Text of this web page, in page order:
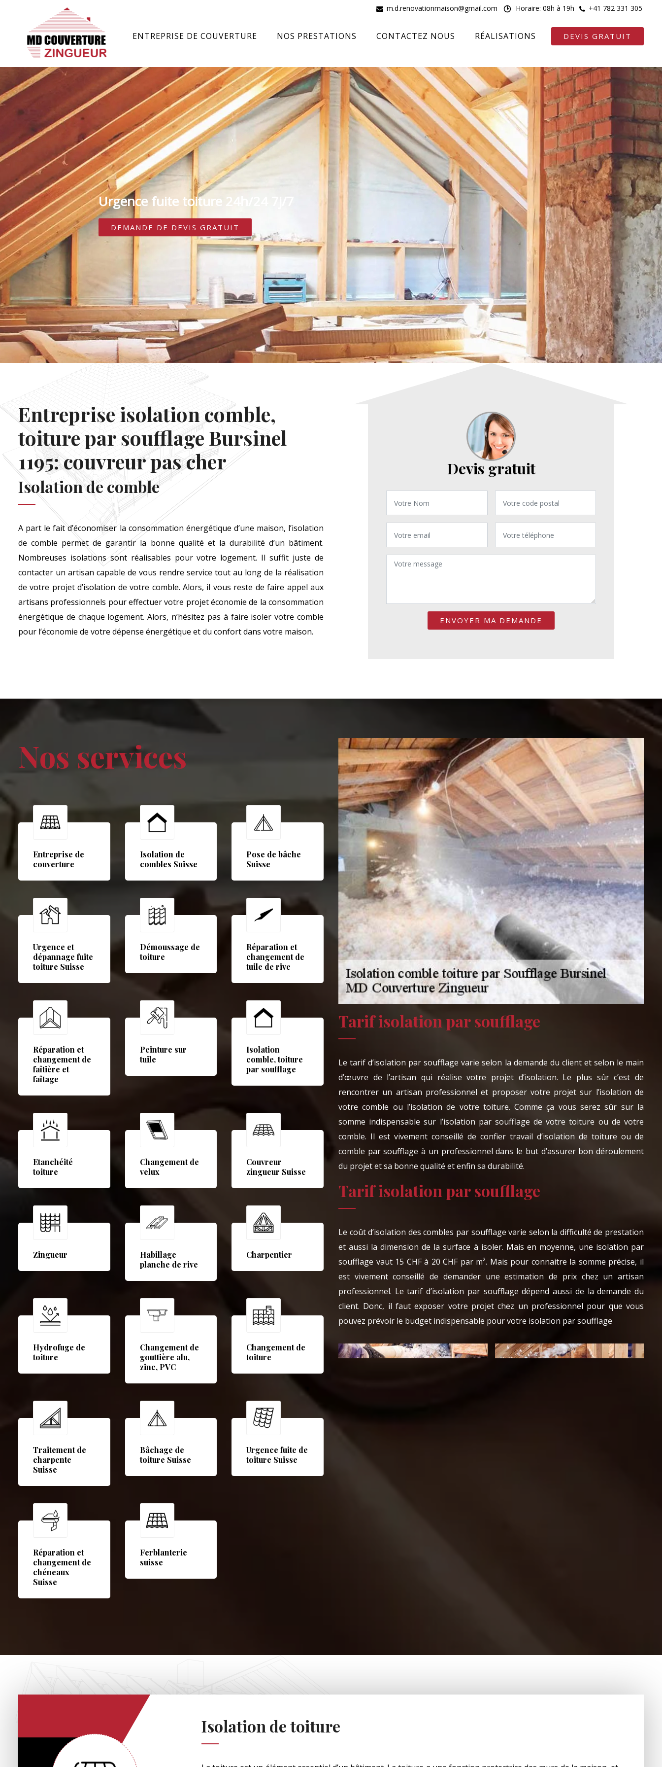
ENTREPRISE DE COUVERTURE NOS PRESTATIONS CONTACTEZ NOUS RÉALISATIONS DEVIS GRATUIT
m.d.renovationmaison@gmail.com Horaire: 08h à 19h +41 782 331 305
Urgence fuite toiture 24h/24 7j/7
DEMANDE DE DEVIS GRATUIT
Entreprise isolation comble,
toiture par soufflage Bursinel
1195: couvreur pas cher
Isolation de comble
A part le fait d’économiser la consommation énergétique d’une maison, l’isolation
de comble permet de garantir la bonne qualité et la durabilité d’un bâtiment.
Nombreuses isolations sont réalisables pour votre logement. Il suffit juste de
contacter un artisan capable de vous rendre service tout au long de la réalisation
de votre projet d’isolation de votre comble. Alors, il vous reste de faire appel aux
artisans professionnels pour effectuer votre projet économie de la consommation
énergétique de chaque logement. Alors, n’hésitez pas à faire isoler votre comble
pour l’économie de votre dépense énergétique et du confort dans votre maison.
Devis gratuit
Nos services
Entreprise de
couverture
Isolation de
combles Suisse
Pose de bâche
Suisse
Urgence et
dépannage fuite
toiture Suisse
Démoussage de
toiture
Réparation et
changement de
tuile de rive
Réparation et
changement de
faîtière et
faîtage
Peinture sur
tuile
Isolation
comble, toiture
par soufflage
Etanchéité
toiture
Changement de
velux
Couvreur
zingueur Suisse
Zingueur
Habillage
planche de rive
Charpentier
Hydrofuge de
toiture
Changement de
gouttière alu,
zinc, PVC
Changement de
toiture
Traitement de
charpente
Suisse
Bâchage de
toiture Suisse
Urgence fuite de
toiture Suisse
Réparation et
changement de
chéneaux
Suisse
Ferblanterie
suisse
Tarif isolation par soufflage
Le tarif d’isolation par soufflage varie selon la demande du client et selon le main
d’œuvre de l’artisan qui réalise votre projet d’isolation. Le plus sûr c’est de
rencontrer un artisan professionnel et proposer votre projet sur l’isolation de
votre comble ou l’isolation de votre toiture. Comme ça vous serez sûr sur la
somme indispensable sur l’isolation par soufflage de votre toiture ou de votre
comble. Il est vivement conseillé de confier travail d’isolation de toiture ou de
comble par soufflage à un professionnel dans le but d’assurer bon déroulement
du projet et sa bonne qualité et enfin sa durabilité.
Tarif isolation par soufflage
Le coût d’isolation des combles par soufflage varie selon la difficulté de prestation
et aussi la dimension de la surface à isoler. Mais en moyenne, une isolation par
soufflage vaut 15 CHF à 20 CHF par m². Mais pour connaitre la somme précise, il
est vivement conseillé de demander une estimation de prix chez un artisan
professionnel. Le tarif d’isolation par soufflage dépend aussi de la demande du
client. Donc, il faut exposer votre projet chez un professionnel pour que vous
pouvez prévoir le budget indispensable pour votre isolation par soufflage
Isolation de toiture